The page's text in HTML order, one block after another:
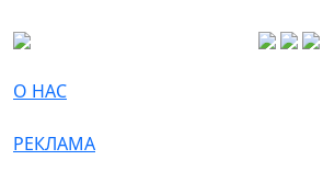
О НАС
РЕКЛАМА